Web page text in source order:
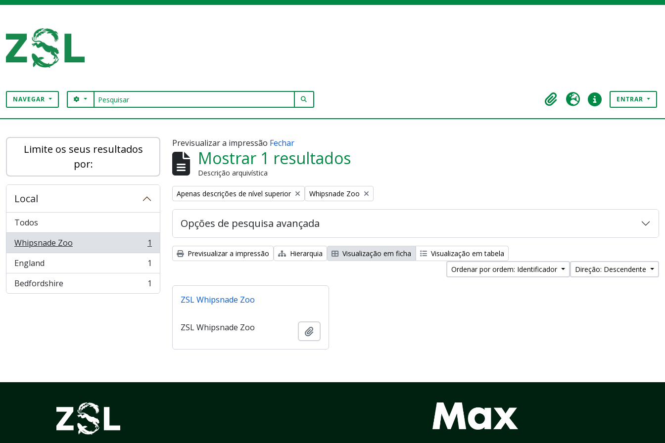
NAVEGAR Pesquisar
SEARCH OPTIONS
Área de transferência
Idioma Ligações rápidas
ENTRAR
Limite os seus resultados
por:
Local
Todos
Whipsnade Zoo
, 1 resultados
1
England
, 1 resultados
1
Bedfordshire
, 1 resultados 1
Previsualizar a impressão Fechar
Mostrar 1 resultados
Descrição arquivística
Remove filter:
Apenas descrições de nível superior Remove filter:
Whipsnade Zoo
Opções de pesquisa avançada
Previsualizar a impressão Hierarquia Visualização em ficha
Visualização em tabela
Ordenar por ordem: Identificador
Direção: Descendente
ZSL Whipsnade Zoo
ZSL Whipsnade Zoo